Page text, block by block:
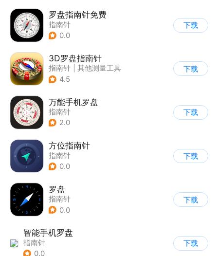
罗盘指南针免费
指南针
0.0
下载
3D罗盘指南针
指南针
其他测量工具
4.5
下载
万能手机罗盘
指南针
2.0
下载
方位指南针
指南针
0.0
下载
罗盘
指南针
0.0
下载
智能手机罗盘
指南针
0.0
下载